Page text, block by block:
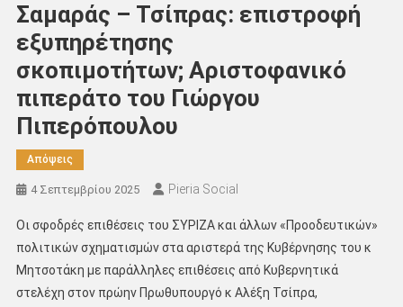
Σαμαράς – Τσίπρας: επιστροφή
εξυπηρέτησης
σκοπιμοτήτων; Αριστοφανικό
πιπεράτο του Γιώργου
Πιπερόπουλου
Απόψεις
4 Σεπτεμβρίου 2025 Pieria Social
Οι σφοδρές επιθέσεις του ΣΥΡΙΖΑ και άλλων «Προοδευτικών»
πολιτικών σχηματισμών στα αριστερά της Κυβέρνησης του κ
Μητσοτάκη με παράλληλες επιθέσεις από Κυβερνητικά
στελέχη στον πρώην Πρωθυπουργό κ Αλέξη Τσίπρα,